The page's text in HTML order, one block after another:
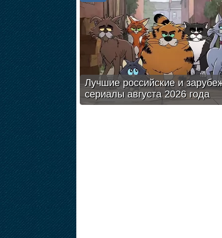
Лучшие российские и
сериалы августа 2026 года